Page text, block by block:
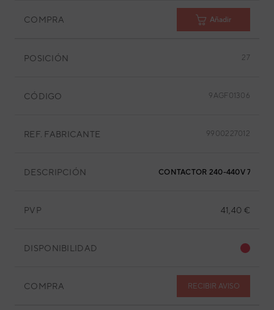
COMPRA Añadir
POSICIÓN 27
CÓDIGO 9AGF01306
REF. FABRICANTE 9900227012
DESCRIPCIÓN CONTACTOR 240-440V 7.5-
PVP 41,40 €
DISPONIBILIDAD
COMPRA RECIBIR AVISO